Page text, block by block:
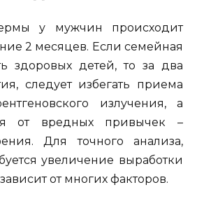
у мужчин происходит
2 месяцев. Если семейная
здоровых детей, то за два
следует избегать приема
излучения, а
от вредных привычек –
Для точного анализа,
увеличение выработки
от многих факторов.